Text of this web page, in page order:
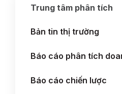
Trung tâm phân tích
Bản tin thị trường
Báo cáo phân tích
Báo cáo chiến lược